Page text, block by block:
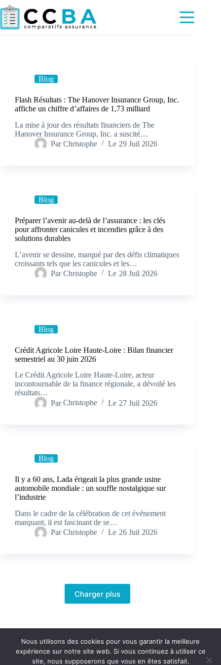
Passer
au
contenu
Blog
Flash Résultats : The Hanover Insurance Group, Inc.
affiche un chiffre d’affaires de 1,73 milliard
La mise à jour des résultats financiers de The
Hanover Insurance Group, Inc. a suscité…
Par Christophe Le 29 Juil 2026
Blog
Préparer l’avenir au-delà de l’assurance : les clés
pour affronter canicules et incendies grâce à des
solutions durables
L’avenir se dessine, marqué par des défis climatiques
croissants tels que les canicules et les…
Par Christophe Le 28 Juil 2026
Blog
Crédit Agricole Loire Haute-Loire : Bilan financier
semestriel au 30 juin 2026
Le Crédit Agricole Loire Haute-Loire, acteur
incontournable de la finance régionale, a dévoilé les
résultats…
Par Christophe Le 27 Juil 2026
Blog
Il y a 60 ans, Lada érigeait la plus grande usine
automobile mondiale : un souffle nostalgique sur
l’industrie
Dans le cadre de la célébration de cet événement
marquant, il est fascinant de se…
Par Christophe Le 26 Juil 2026
Charger plus
Politique de confidentialité Contact
Nous utilisons des cookies pour vous garantir la meilleure
expérience sur notre site web. Si vous continuez à utiliser ce
site, nous supposerons que vous en êtes satisfait.